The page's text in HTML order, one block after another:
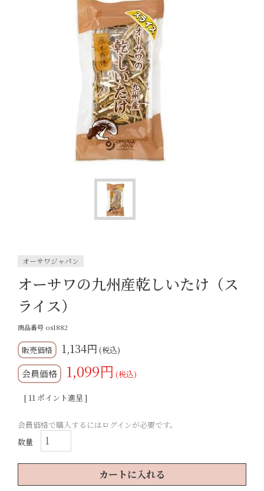
オーサワジャパン
オーサワの九州産乾しいたけ（ス
ライス）
商品番号 os1882
1,134 税込
会員価格 1,099 税込
[ 11 ポイント進呈 ]
会員価格で購入するにはログインが必要です。
カートに入れる